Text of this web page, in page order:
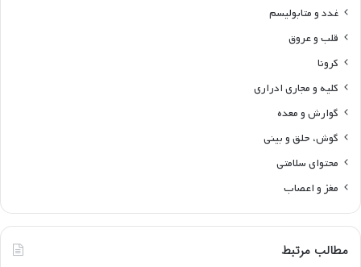
غدد و متابولیسم
قلب و عروق
کرونا
کلیه و مجاری ادراری
گوارش و معده
گوش، حلق و بینی
محتوای سلامتی
مغز و اعصاب
مطالب مرتبط